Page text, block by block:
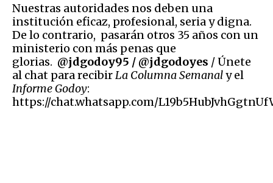
Nuestras autoridades nos deben una
institución eficaz, profesional, seria y digna.
De lo contrario, pasarán otros 35 años con un
ministerio con más penas que
glorias. @jdgodoy95 / @jdgodoyes / Únete
al chat para recibirLa Columna Semanaly el
Informe Godoy:
https://chat.whatsapp.com/